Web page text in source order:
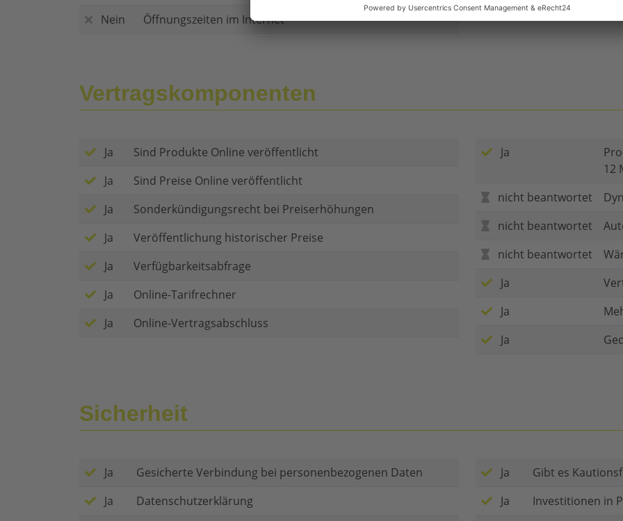
Nein
Öffnungszeiten im Internet
Vertragskomponenten
Ja
Sind Produkte Online veröffentlicht
Ja
Sind Preise Online veröffentlicht
Ja
Sonderkündigungsrecht bei Preiserhöhungen
Ja
Veröffentlichung historischer Preise
Ja
Verfügbarkeitsabfrage
Ja
Online-Tarifrechner
Ja
Online-Vertragsabschluss
Ja
12
nicht beantwortet
nicht beantwortet
nicht beantwortet
Ja
Ja
Ja
Sicherheit
Ja
Gesicherte Verbindung bei personenbezogenen Daten
Ja
Datenschutzerklärung
Ja
Gibt es
Ja
Investitionen in